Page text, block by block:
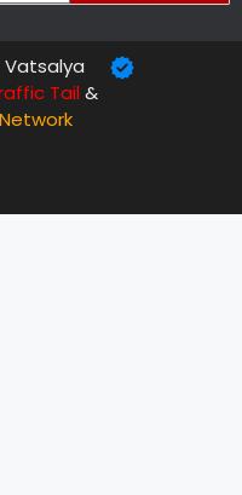
Tail&